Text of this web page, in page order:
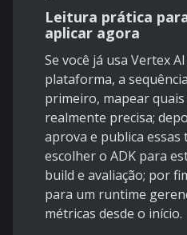
Leitura prática
aplicar agora
Se você já usa Vertex
plataforma, a
primeiro, mapear
realmente precisa;
aprova e publica essas
escolher o ADK para
build e avaliação; por
para um runtime
métricas desde o início.